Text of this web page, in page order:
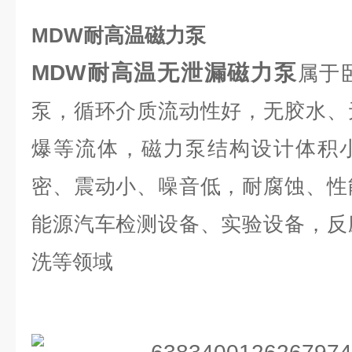
MDW耐高温磁力泵
MDW耐高温无泄漏磁力泵 属于
泵，循环介质流动性好，无胶水
爆等流体，磁力泵结构设计体积
密、震动小、噪音低，耐腐蚀、
能源汽车检测设备、实验设备，
洗等领域